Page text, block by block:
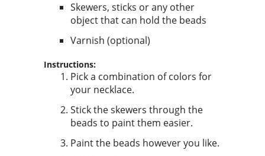
Skewers, sticks or any other
object that can hold the beads
Varnish (optional)
Instructions:
Pick a combination of colors for
your necklace.
Stick the skewers through the
beads to paint them easier.
Paint the beads however you like.